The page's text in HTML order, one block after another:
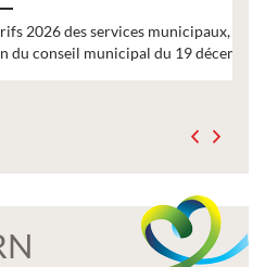
services municipaux,
du 19 décembre 2025